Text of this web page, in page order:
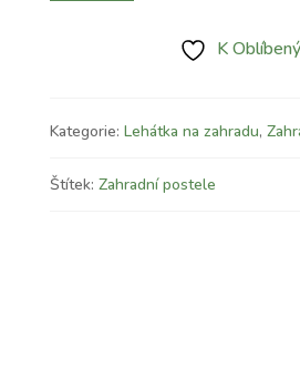
K
Kategorie: Lehátka na zahradu,
Štítek: Zahradní postele